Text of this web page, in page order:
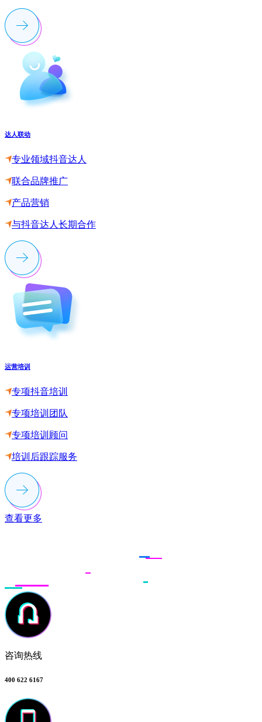
达人联动
专业领域抖音达人
联合品牌推广
产品营销
与抖音达人长期合作
运营培训
专项抖音培训
专项培训团队
专项培训顾问
培训后跟踪服务
查看更多
咨询热线
400 622 6167